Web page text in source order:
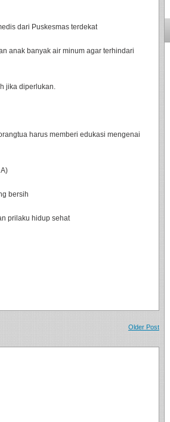
dari Puskesmas terdekat
anak banyak air minum agar terhindari
jika diperlukan.
harus memberi edukasi mengenai
bersih
prilaku hidup sehat
Older Post